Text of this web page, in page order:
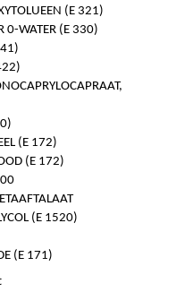
(E 321)
0-WATER (E 330)
(E 172)
(E 172)
(E 1520)
(E 171)